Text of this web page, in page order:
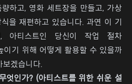
하고, 영화 세트장을 만들고, 가상
을 재편하고 있습니다. 과연 이 기
아티스트인 당신이 작업 절차
기 위해 어떻게 활용할 수 있을까
보겠습니다.
엇인가? (아티스트를 위한 쉬운 설